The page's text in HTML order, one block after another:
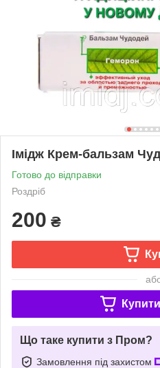
Імідж Крем-бальзам
Готово до відправки
Роздріб
200 ₴
Що таке купити з Пром?
Замовлення під захистом